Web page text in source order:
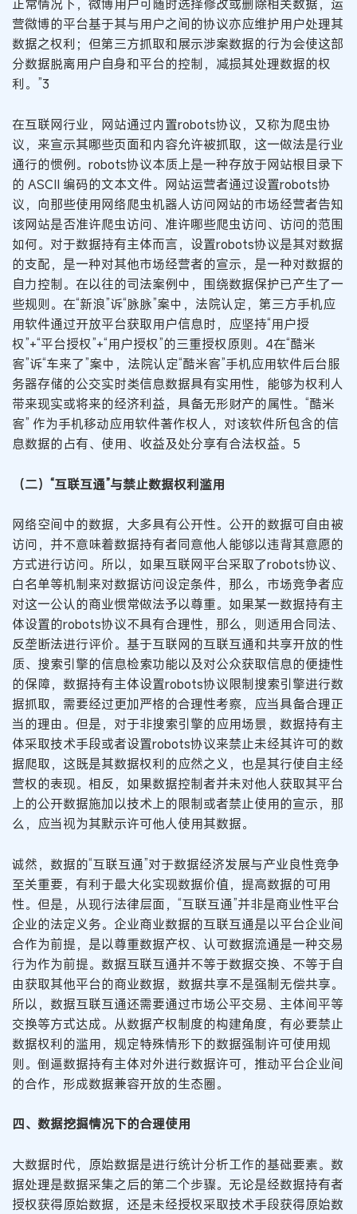
正常情况下，微博用户可随时选择修改或删除相关数据，运
营微博的平台基于其与用户之间的协议亦应维护用户处理其
数据之权利；但第三方抓取和展示涉案数据的行为会使这部
分数据脱离用户自身和平台的控制，减损其处理数据的权
利。”3
在互联网行业，网站通过内置robots协议，又称为爬虫协
议，来宣示其哪些页面和内容允许被抓取，这一做法是行业
通行的惯例。robots协议本质上是一种存放于网站根目录下
的 ASCII 编码的文本文件。网站运营者通过设置robots协
议，向那些使用网络爬虫机器人访问网站的市场经营者告知
该网站是否准许爬虫访问、准许哪些爬虫访问、访问的范围
如何。对于数据持有主体而言，设置robots协议是其对数据
的支配，是一种对其他市场经营者的宣示，是一种对数据的
自力控制。在以往的司法案例中，围绕数据保护已产生了一
些规则。在“新浪”诉“脉脉”案中，法院认定，第三方手机应
用软件通过开放平台获取用户信息时，应坚持“用户授
权”+“平台授权”+“用户授权”的三重授权原则。4在“酷米
客”诉“车来了”案中，法院认定“酷米客”手机应用软件后台服
务器存储的公交实时类信息数据具有实用性，能够为权利人
带来现实或将来的经济利益，具备无形财产的属性。“酷米
客” 作为手机移动应用软件著作权人，对该软件所包含的信
息数据的占有、使用、收益及处分享有合法权益。5
（二）“互联互通”与禁止数据权利滥用
网络空间中的数据，大多具有公开性。公开的数据可自由被
访问，并不意味着数据持有者同意他人能够以违背其意愿的
方式进行访问。所以，如果互联网平台采取了robots协议、
白名单等机制来对数据访问设定条件，那么，市场竞争者应
对这一公认的商业惯常做法予以尊重。如果某一数据持有主
体设置的robots协议不具有合理性，那么，则适用合同法、
反垄断法进行评价。基于互联网的互联互通和共享开放的性
质、搜索引擎的信息检索功能以及对公众获取信息的便捷性
的保障，数据持有主体设置robots协议限制搜索引擎进行数
据抓取，需要经过更加严格的合理性考察，应当具备合理正
当的理由。但是，对于非搜索引擎的应用场景，数据持有主
体采取技术手段或者设置robots协议来禁止未经其许可的数
据爬取，这既是其数据权利的应然之义，也是其行使自主经
营权的表现。相反，如果数据控制者并未对他人获取其平台
上的公开数据施加以技术上的限制或者禁止使用的宣示，那
么，应当视为其默示许可他人使用其数据。
诚然，数据的“互联互通”对于数据经济发展与产业良性竞争
至关重要，有利于最大化实现数据价值，提高数据的可用
性。但是，从现行法律层面，“互联互通”并非是商业性平台
企业的法定义务。企业商业数据的互联互通是以平台企业间
合作为前提，是以尊重数据产权、认可数据流通是一种交易
行为作为前提。数据互联互通并不等于数据交换、不等于自
由获取其他平台的商业数据，数据共享不是强制无偿共享。
所以，数据互联互通还需要通过市场公平交易、主体间平等
交换等方式达成。从数据产权制度的构建角度，有必要禁止
数据权利的滥用，规定特殊情形下的数据强制许可使用规
则。倒逼数据持有主体对外进行数据许可，推动平台企业间
的合作，形成数据兼容开放的生态圈。
四、数据挖掘情况下的合理使用
大数据时代，原始数据是进行统计分析工作的基础要素。数
据处理是数据采集之后的第二个步骤。无论是经数据持有者
授权获得原始数据，还是未经授权采取技术手段获得原始数